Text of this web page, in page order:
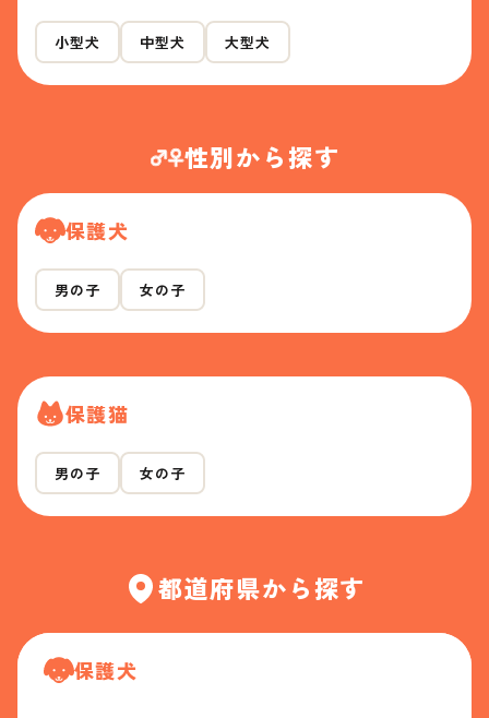
小型犬 中型犬 大型犬
性別から探す
保護犬
男の子 女の子
保護猫
男の子 女の子
都道府県から探す
保護犬